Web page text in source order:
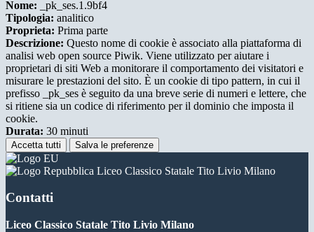
Nome: _pk_ses.1.9bf4
Tipologia: analitico
Proprieta: Prima parte
Descrizione: Questo nome di cookie è associato alla piattaforma di
analisi web open source Piwik. Viene utilizzato per aiutare i
proprietari di siti Web a monitorare il comportamento dei visitatori e
misurare le prestazioni del sito. È un cookie di tipo pattern, in cui il
prefisso _pk_ses è seguito da una breve serie di numeri e lettere, che
si ritiene sia un codice di riferimento per il dominio che imposta il
cookie.
Durata: 30 minuti
Accetta tutti Salva le preferenze
Liceo Classico Statale Tito Livio Milano
Contatti
Liceo Classico Statale Tito Livio Milano